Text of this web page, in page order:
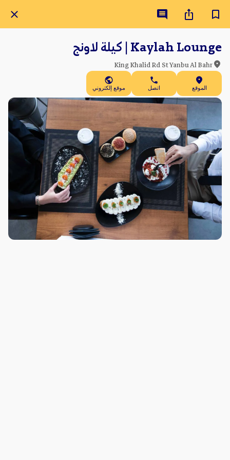
Kaylah Lounge | كيلة لاونج
King Khalid Rd St Yanbu Al Bahr
الموقع اتصل موقع إلكتروني